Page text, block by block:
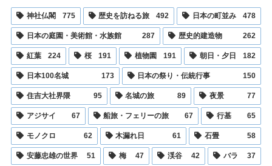
神社仏閣 775 歴史を訪ねる旅 492 日本の町並み 478
日本の庭園・美術館・水族館 287 歴史的建造物 262
紅葉 224 桜 191 植物園 191 朝日・夕日 182
日本100名城 173 日本の祭り・伝統行事 150
住吉大社界隈 95 名城の旅 89 夜景 77
アジサイ 67 船旅・フェリーの旅 67 行基 65
モノクロ 62 木漏れ日 61 石畳 58
安藤忠雄の世界 51 梅 47 渓谷 42 バラ 37